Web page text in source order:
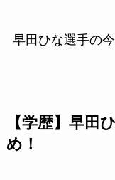
早田ひな選手の
【学歴】早田
め！